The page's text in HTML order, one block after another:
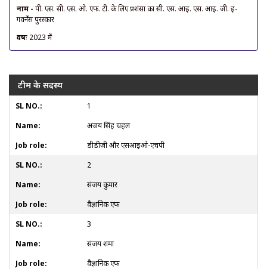
नाम - पी. एस. सी. एस. ओ. एफ. टी. के लिए प्रशंसा का सी. एस. आई. एस. आई. जी. ई-
गवर्नेंस पुरस्कार
वर्षः 2023 में
टीम के सदस्य
1
अजय सिंह चहल
डीडीजी और एसआईओ-एचपी
2
संजय कुमार
वैज्ञानिक एफ
3
संजय शर्मा
वैज्ञानिक एफ